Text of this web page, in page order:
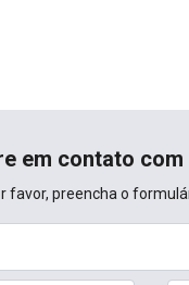
em contato
favor, preencha o